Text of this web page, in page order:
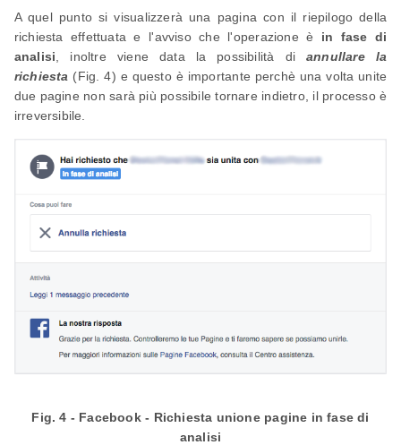
A quel punto si visualizzerà una pagina con il riepilogo della
richiesta effettuata e l'avviso che l'operazione è in fase di
analisi, inoltre viene data la possibilità di annullare la
richiesta (Fig. 4) e questo è importante perchè una volta unite
due pagine non sarà più possibile tornare indietro, il processo è
irreversibile.
Fig. 4 - Facebook - Richiesta unione pagine in fase di
analisi